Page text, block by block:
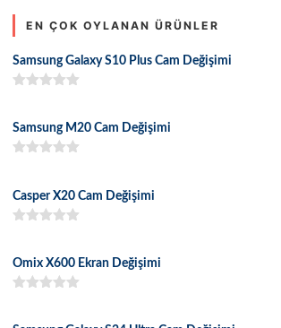
EN ÇOK OYLANAN ÜRÜNLER
Samsung Galaxy S10 Plus Cam Değişimi
Samsung M20 Cam Değişimi
Casper X20 Cam Değişimi
Omix X600 Ekran Değişimi